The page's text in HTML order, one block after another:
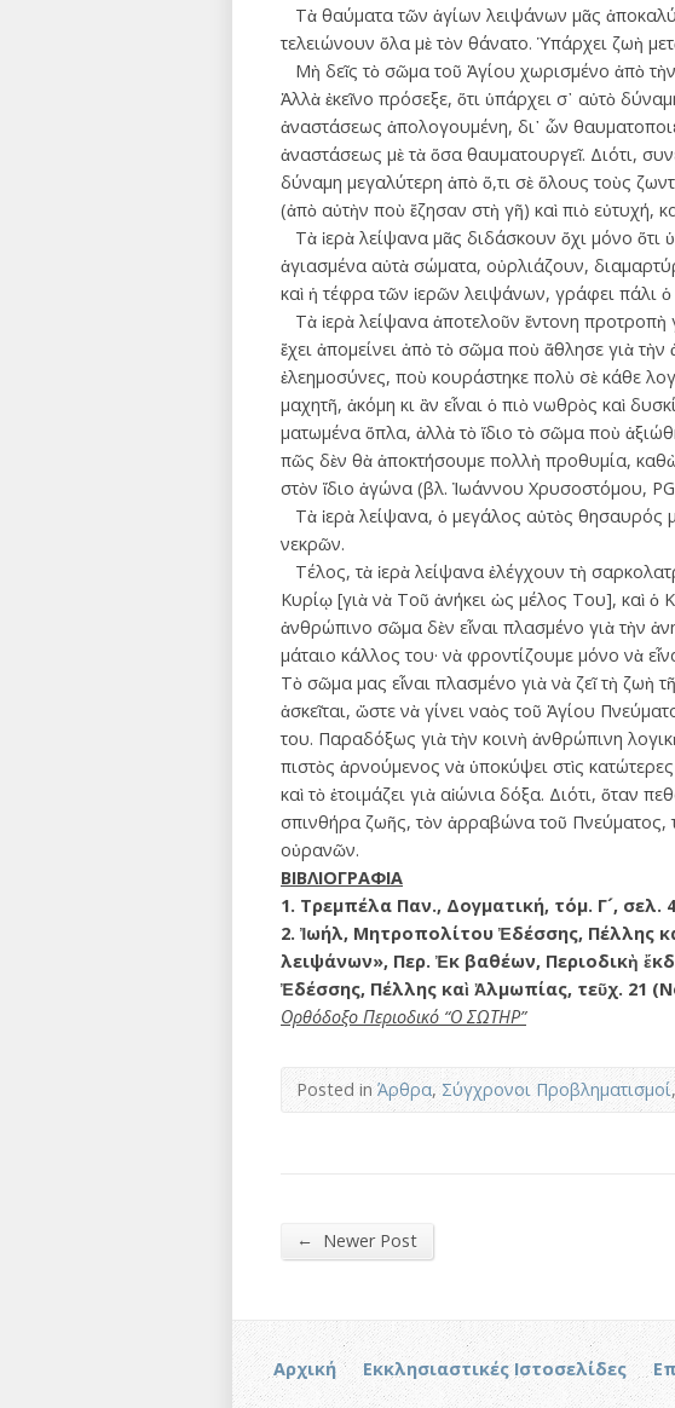
Τὰ θαύματα τῶν ἁγίων λειψάνων μᾶς
τελειώνουν ὅλα μὲ τὸν θάνατο. Ὑπάρχει ζωὴ
Μὴ δεῖς τὸ σῶμα τοῦ Ἁγίου χωρισμένο ἀπὸ
Ἀλλὰ ἐκεῖνο πρόσεξε, ὅτι ὑπάρχει σ᾿ αὐτὸ
ἀναστάσεως ἀπολογου­μένη, δι᾽ ὧν
ἀναστάσεως μὲ τὰ ὅσα θαυματουργεῖ. Διότι,
δύναμη μεγαλύτερη ἀπὸ ὅ,τι σὲ ὅλους τοὺς
(ἀπὸ αὐ­τὴν ποὺ ἔζησαν στὴ γῆ) καὶ πιὸ εὐτυχή,
Τὰ ἱερὰ λείψανα μᾶς διδάσκουν ὄχι μό­νο ὅτι
ἁγιασμένα αὐτὰ σώματα, οὐρλιάζουν,
καὶ ἡ τέφρα τῶν ἱερῶν ­λειψάνων, γράφει πάλι
Τὰ ἱερὰ λείψανα ἀποτελοῦν ἔντονη προ­­­τροπὴ
ἔχει ἀπομείνει ἀπὸ τὸ σῶμα ποὺ ἄθλησε γιὰ
ἐλεημοσύνες, ποὺ κουράστηκε πολὺ σὲ κάθε
μαχητῆ, ἀκόμη κι ἂν εἶναι ὁ πιὸ νωθρὸς καὶ
ματωμένα ὅπλα, ἀλλὰ τὸ ἴδιο τὸ σῶμα ποὺ
πῶς δὲν θὰ ἀποκτήσουμε πολλὴ προθυμία,
στὸν ἴδιο ἀγώνα (βλ. ­Ἰωάννου Χρυσοστόμου,
Τὰ ἱερὰ λείψανα, ὁ μεγάλος αὐτὸς θησαυρός
νεκρῶν.
Τέλος, τὰ ἱερὰ λείψανα ἐλέγχουν τὴ
Κυρίῳ [γιὰ νὰ Τοῦ ἀνήκει ὡς μέλος Του], καὶ ὁ
ἀνθρώπινο σῶμα δὲν εἶναι πλασμένο γιὰ τὴν
μάταιο κάλλος του· νὰ φρον­τίζουμε μόνο νὰ
Τὸ σῶμα μας εἶναι πλασμένο γιὰ νὰ ζεῖ τὴ ζωὴ
ἀσκεῖται, ὥστε νὰ γίνει ναὸς τοῦ Ἁγίου
του. Παραδόξως γιὰ τὴν κοι­νὴ ἀνθρώπινη
πιστὸς ἀρνούμενος νὰ ὑποκύψει στὶς
καὶ τὸ ­ἑτοιμάζει γιὰ αἰώνια δό­ξα. Διότι, ὅταν
σπινθήρα ζωῆς, τὸν ἀρραβώνα τοῦ Πνεύματος,
οὐρανῶν.
ΒΙΒΛΙΟΓΡΑΦΙΑ
1. Τρεμπέλα Παν., Δογματική, τόμ. Γ´, σελ.
2. Ἰωήλ, Μητροπολίτου Ἐδέσσης, Πέλλης
λειψάνων», Περ. Ἐκ βαθέων, Περιοδικὴ
Ἐδέσσης, Πέλλης καὶ Ἀλμωπίας, τεῦχ. 21
Ορθόδοξο Περιοδικό “Ο ΣΩΤΗΡ”
Posted inΆρθρα,Σύγχρονοι Προβληματισμοί,
← Newer Post
Αρχική Εκκλησιαστικές Ιστοσελίδες